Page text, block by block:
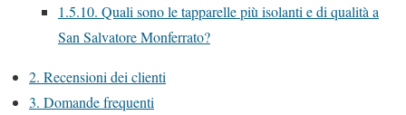
1.5.10. Quali sono le tapparelle più isolanti e di qualità a
San Salvatore Monferrato?
2. Recensioni dei clienti
3. Domande frequenti